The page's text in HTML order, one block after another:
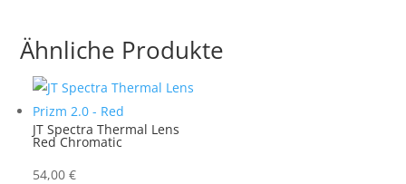
Ähnliche Produkte
JT Spectra Thermal Lens
Red Chromatic
54,00€